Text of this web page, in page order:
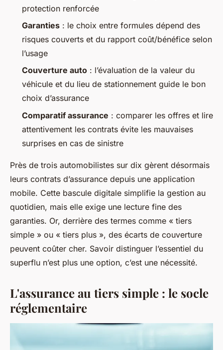
protection renforcée
Garanties : le choix entre formules dépend des
risques couverts et du rapport coût/bénéfice selon
l’usage
Couverture auto : l’évaluation de la valeur du
véhicule et du lieu de stationnement guide le bon
choix d’assurance
Comparatif assurance : comparer les offres et lire
attentivement les contrats évite les mauvaises
surprises en cas de sinistre
Près de trois automobilistes sur dix gèrent désormais
leurs contrats d’assurance depuis une application
mobile. Cette bascule digitale simplifie la gestion au
quotidien, mais elle exige une lecture fine des
garanties. Or, derrière des termes comme « tiers
simple » ou « tiers plus », des écarts de couverture
peuvent coûter cher. Savoir distinguer l’essentiel du
superflu n’est plus une option, c’est une nécessité.
L'assurance au tiers simple : le socle
réglementaire